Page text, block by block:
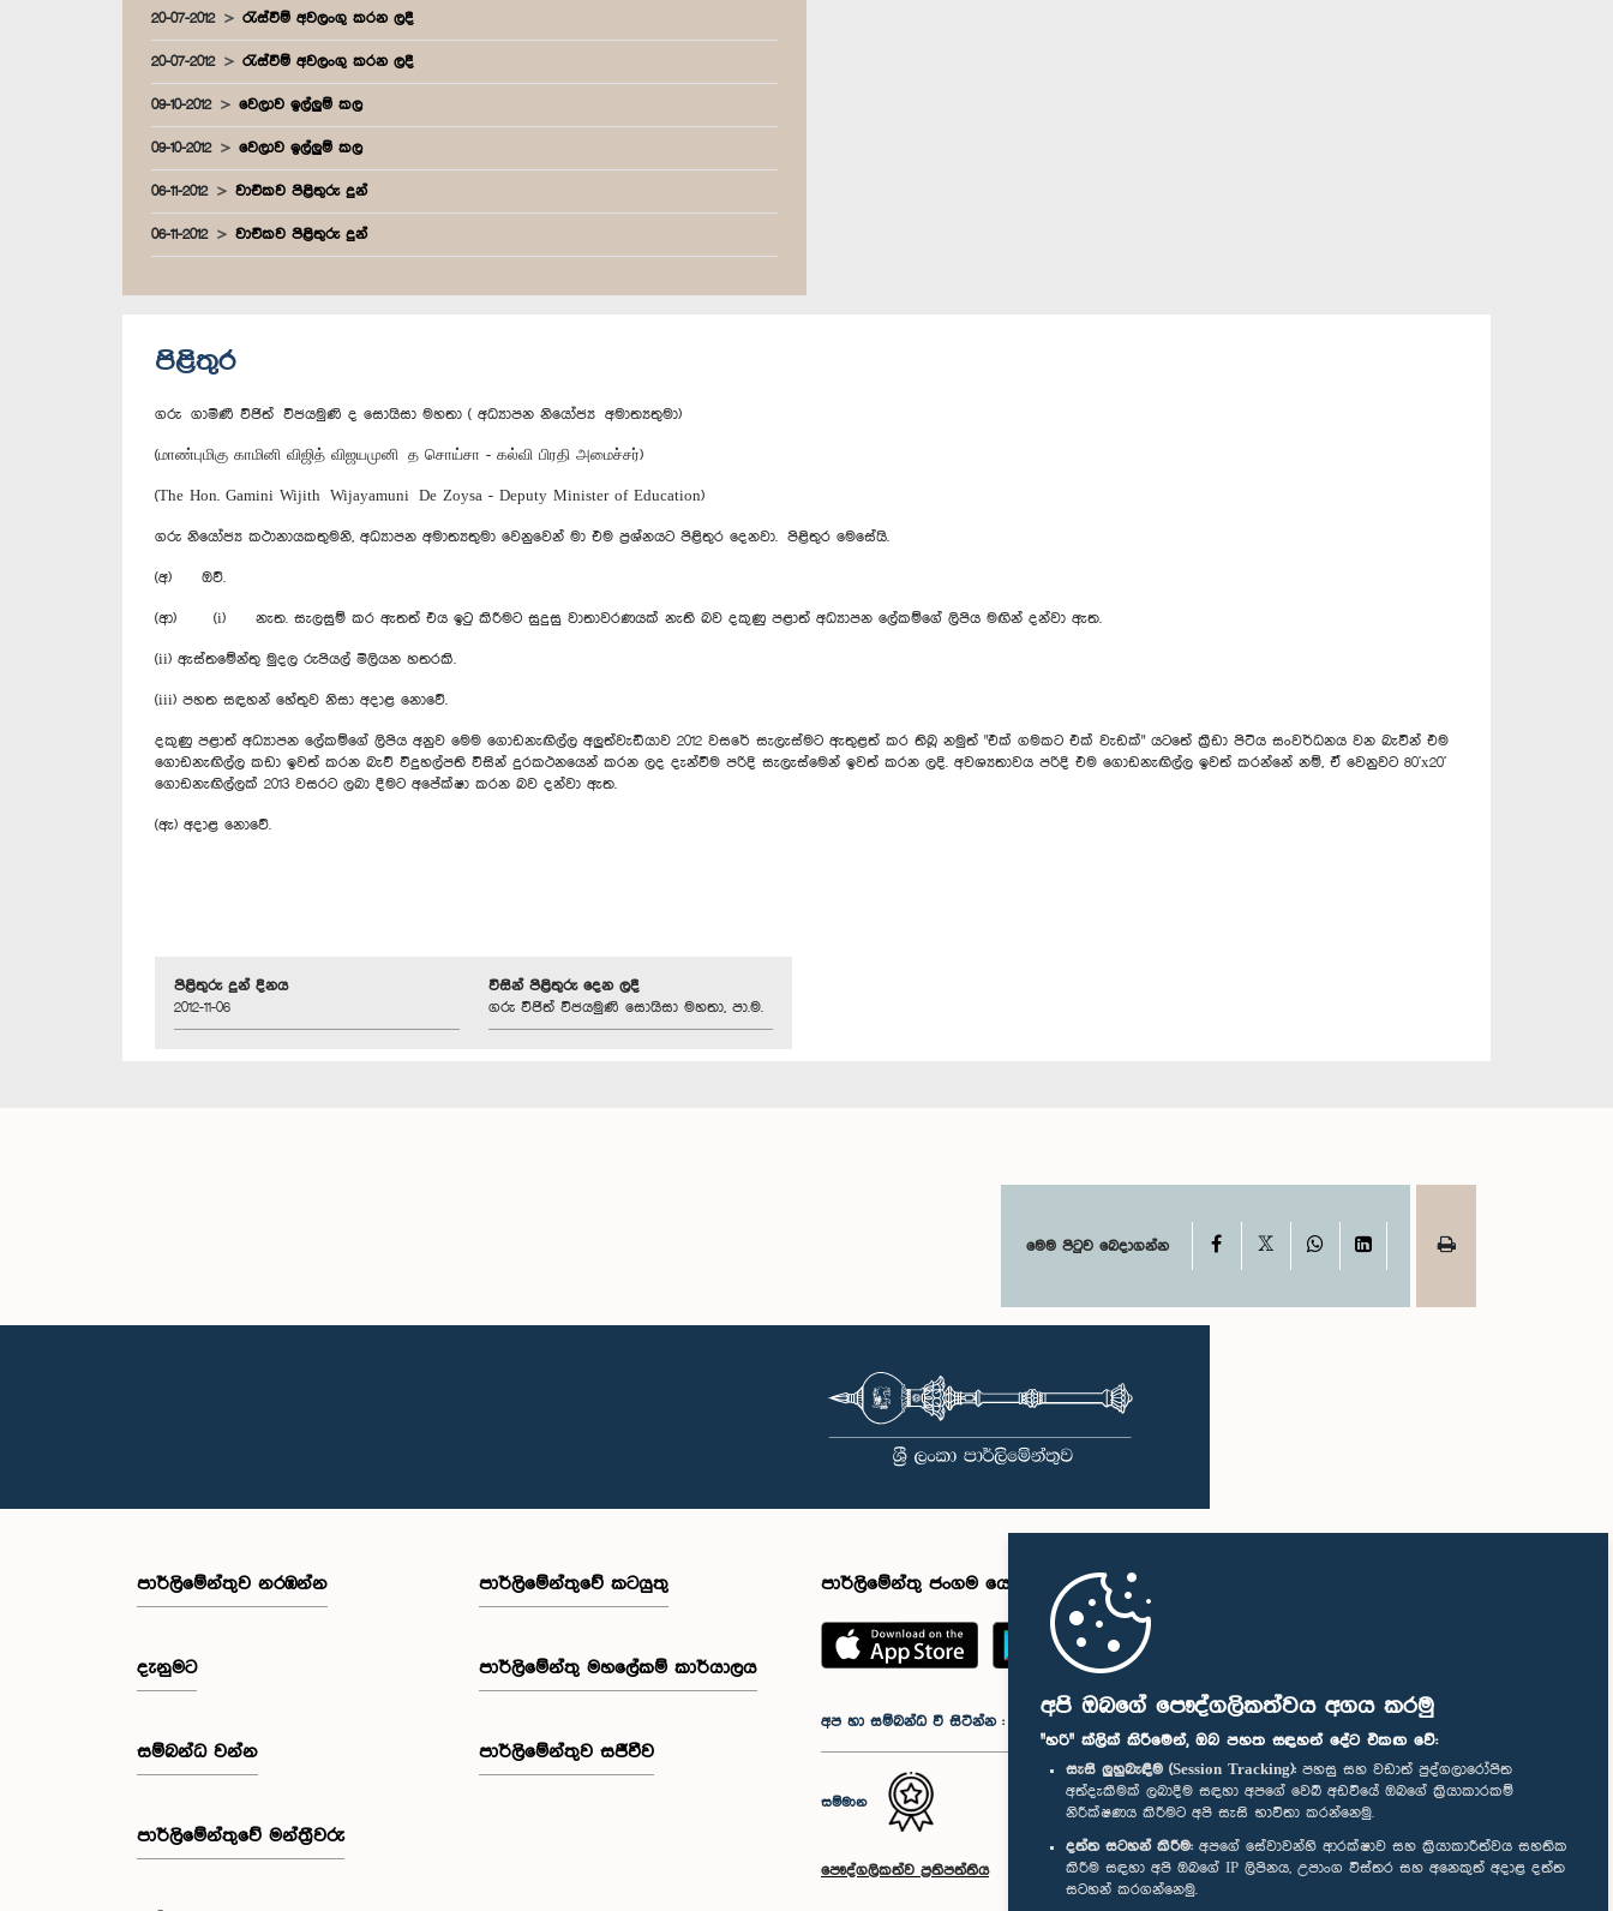
අපි ඔබගේ පෞද්ගලිකත්වය අගය කරමු
"හරි" ක්ලික් කිරීමෙන්, ඔබ පහත සඳහන් දේට එකඟ වේ:
සැසි ලුහුබැඳීම (Session Tracking): පහසු සහ වඩාත් පුද්ගලාරෝපිත
අත්දැකීමක් ලබාදීම සඳහා අපගේ වෙබ් අඩවියේ ඔබගේ ක්‍රියාකාරකම්
නිරීක්ෂණය කිරීමට අපි සැසි භාවිතා කරන්නෙමු.
දත්ත සටහන් කිරීම: අපගේ සේවාවන්හි ආරක්ෂාව සහ ක්‍රියාකාරීත්වය සහතික
කිරීම සඳහා අපි ඔබගේ IP ලිපිනය, උපාංග විස්තර සහ අනෙකුත් අදාළ දත්ත
සටහන් කරගන්නෙමු.
20-07-2012 රැස්වීම් අවලංගු කරන ලදී
20-07-2012 රැස්වීම් අවලංගු කරන ලදී
09-10-2012 වෙලාව ඉල්ලුම් කල
09-10-2012 වෙලාව ඉල්ලුම් කල
06-11-2012 වාචිකව පිළිතුරු දුන්
06-11-2012 වාචිකව පිළිතුරු දුන්
පිළිතුර
ගරු ගාමිණී විජිත් විජයමුණි ද සොයිසා මහතා ( අධ්‍යාපන නියෝජ්‍ය අමාත්‍යතුමා)
(மாண்புமிகு காமினி விஜித் விஜயமுனி த சொய்சா - கல்வி பிரதி அமைச்சர்)
(The Hon. Gamini Wijith Wijayamuni De Zoysa - Deputy Minister of Education)
ගරු නියෝජ්‍ය කථානායකතුමනි, අධ්‍යාපන අමාත්‍යතුමා වෙනුවෙන් මා එම ප්‍රශ්නයට පිළිතුර දෙනවා. පිළිතුර මෙසේයි.
(අ) ඔව්.
(ආ) (i) නැත. සැලසුම් කර ඇතත් එය ඉටු කිරීමට සුදුසු වාතාවරණයක් නැති බව දකුණු පළාත් අධ්‍යාපන ලේකම්ගේ ලිපිය මඟින් දන්වා ඇත.
(ii) ඇස්තමේන්තු මුදල රුපියල් මිලියන හතරකි.
(iii) පහත සඳහන් හේතුව නිසා අදාළ නොවේ.
දකුණු පළාත් අධ්‍යාපන ලේකම්ගේ ලිපිය අනුව මෙම ගොඩනැඟිල්ල අලුත්වැඩියාව 2012 වසරේ සැලැස්මට ඇතුළත් කර තිබූ නමුත් "එක් ගමකට එක් වැඩක්" යටතේ ක්‍රීඩා පිටිය සංවර්ධනය වන බැවින් එම
ගොඩනැඟිල්ල කඩා ඉවත් කරන බැව් විදුහල්පති විසින් දුරකථනයෙන් කරන ලද දැන්වීම පරිදි සැලැස්මෙන් ඉවත් කරන ලදි. අවශ්‍යතාවය පරිදි එම ගොඩනැඟිල්ල ඉවත් කරන්නේ නම්, ඒ වෙනුවට 80'x20'
ගොඩනැඟිල්ලක් 2013 වසරට ලබා දීමට අපේක්ෂා කරන බව දන්වා ඇත.
(ඇ) අදාළ නොවේ.
පිළිතුරු දුන් දිනය
2012-11-06
විසින් පිළිතුරු දෙන ලදී
ගරු විජිත් විජයමුණි සොයිසා මහතා, පා.ම.
මෙම පිටුව බෙදාගන්න Facebook WhatsAppLinkedIn
පාර්ලි‌මේන්තුව නරඹන්න
දැනුමට
සම්බන්ධ වන්න
පාර්ලි‌මේන්තුවේ මන්ත්‍රීවරු
පාර්ලිමේන්තුවේ කටයුතු
පාර්ලිමේන්තු මහලේකම් කාර්යාලය
පාර්ලිමේන්තුව සජීවීව
පාර්ලිමේන්තු ජංගම යෙදුම
අප හා සම්බන්ධ වී සිටින්න :
සම්මාන
පෞද්ගලිකත්ව ප්‍රතිපත්තිය